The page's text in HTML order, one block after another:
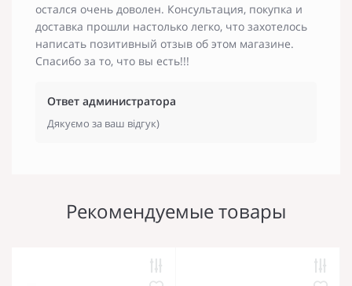
остался очень доволен. Консультация, покупка и
доставка прошли настолько легко, что захотелось
написать позитивный отзыв об этом магазине.
Спасибо за то, что вы есть!!!
Ответ администратора
Дякуємо за ваш відгук)
Рекомендуемые товары